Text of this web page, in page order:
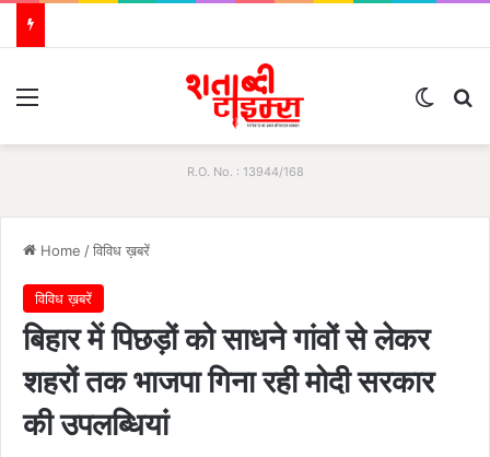
R.O. No. : 13944/168
Home /विविध ख़बरें
विविध ख़बरें
बिहार में पिछड़ों को साधने गांवों से लेकर
शहरों तक भाजपा गिना रही मोदी सरकार
की उपलब्धियां